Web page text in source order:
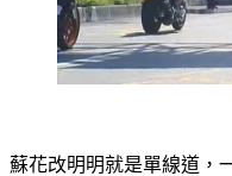
蘇花改明明就是單線道，